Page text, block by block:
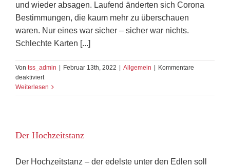
und wieder absagen. Laufend änderten sich Corona
Bestimmungen, die kaum mehr zu überschauen
waren. Nur eines war sicher – sicher war nichts.
Schlechte Karten [...]
Von tss_admin Februar 13th, 2022 Allgemein
Kommentare
deaktiviertfür
Wir
feiern
Weiterlesen
Der Hochzeitstanz
Der Hochzeitstanz – der edelste unter den Edlen soll